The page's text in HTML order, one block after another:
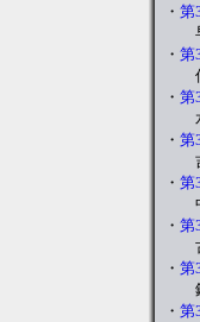
・ 第
早
・ 第
仲
・ 第
水
・ 第
吉
・ 第
中
・ 第
古
・ 第
鈴
・ 第